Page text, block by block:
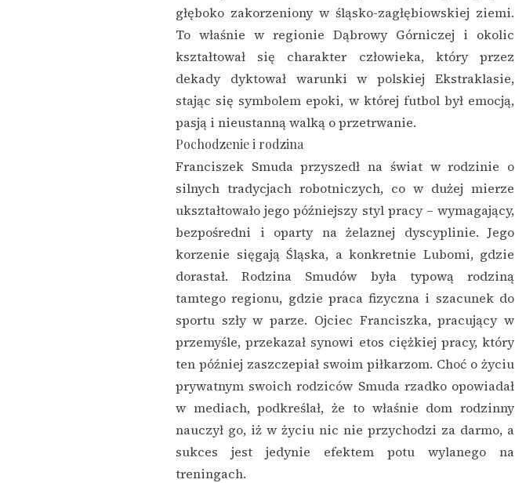
głęboko zakorzeniony w śląsko-zagłębiowskiej ziemi.
To właśnie w regionie Dąbrowy Górniczej i okolic
kształtował się charakter człowieka, który przez
dekady dyktował warunki w polskiej Ekstraklasie,
stając się symbolem epoki, w której futbol był emocją,
pasją i nieustanną walką o przetrwanie.
Pochodzenie i rodzina
Franciszek Smuda przyszedł na świat w rodzinie o
silnych tradycjach robotniczych, co w dużej mierze
ukształtowało jego późniejszy styl pracy – wymagający,
bezpośredni i oparty na żelaznej dyscyplinie. Jego
korzenie sięgają Śląska, a konkretnie Lubomi, gdzie
dorastał. Rodzina Smudów była typową rodziną
tamtego regionu, gdzie praca fizyczna i szacunek do
sportu szły w parze. Ojciec Franciszka, pracujący w
przemyśle, przekazał synowi etos ciężkiej pracy, który
ten później zaszczepiał swoim piłkarzom. Choć o życiu
prywatnym swoich rodziców Smuda rzadko opowiadał
w mediach, podkreślał, że to właśnie dom rodzinny
nauczył go, iż w życiu nic nie przychodzi za darmo, a
sukces jest jedynie efektem potu wylanego na
treningach.